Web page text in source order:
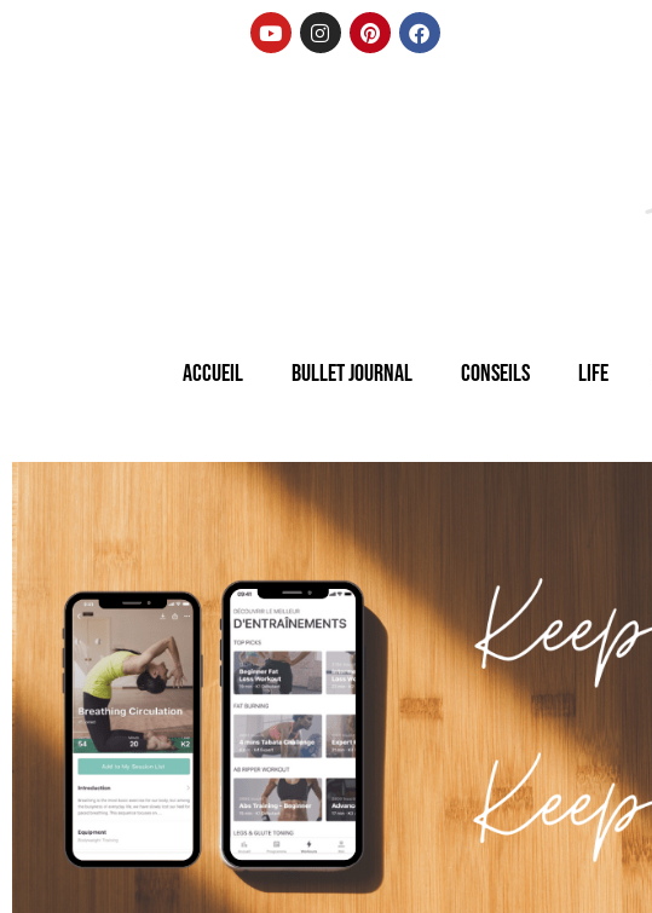
Accueil Bullet Journal Conseils Life